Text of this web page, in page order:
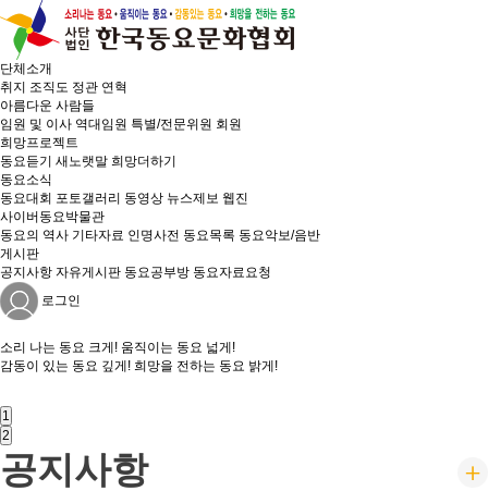
단체소개
취지 조직도 정관 연혁
아름다운 사람들
임원 및 이사 역대임원 특별/전문위원 회원
희망프로젝트
동요듣기 새노랫말 희망더하기
동요소식
동요대회 포토갤러리 동영상 뉴스제보 웹진
사이버동요박물관
동요의 역사 기타자료 인명사전 동요목록 동요악보/음반
게시판
공지사항 자유게시판 동요공부방 동요자료요청
로그인
소리 나는 동요 크게! 움직이는 동요 넓게!
감동이 있는 동요 깊게! 희망을 전하는 동요 밝게!
1
2
공지사항